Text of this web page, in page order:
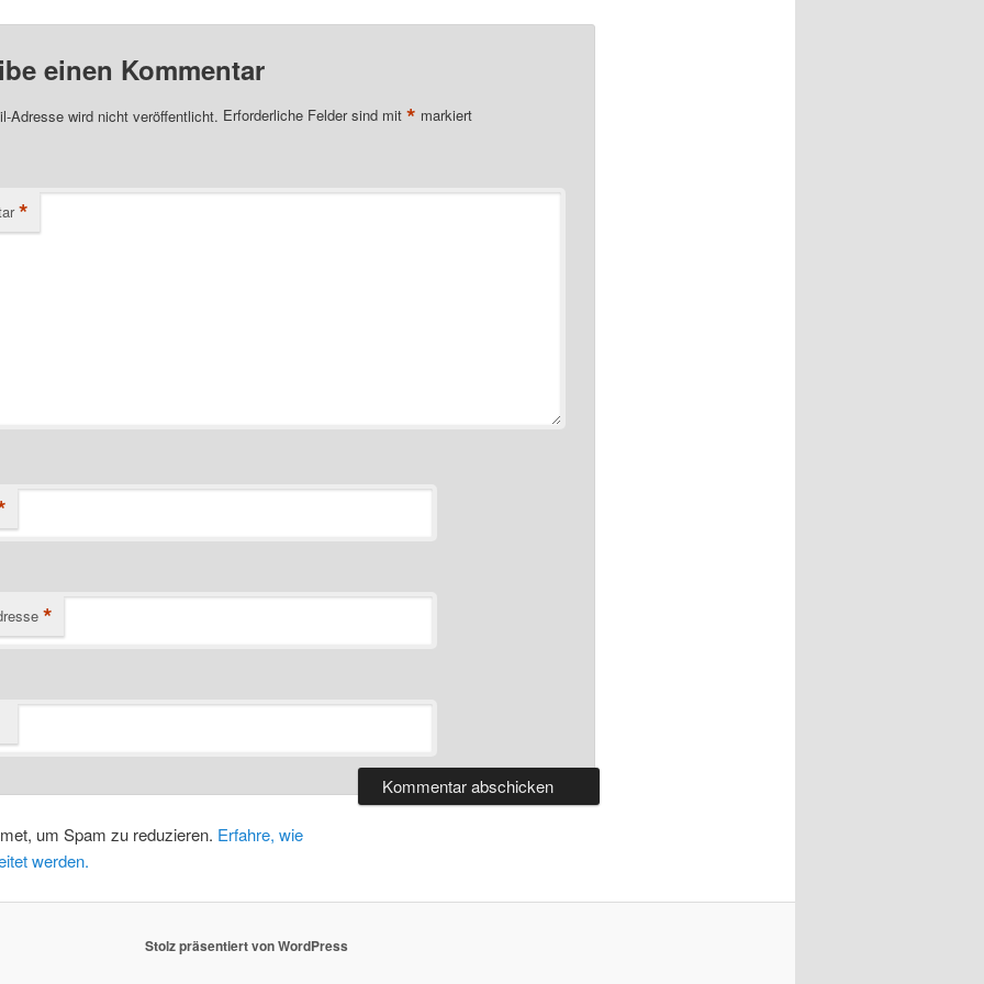
einen Kommentar
Adresse wird nicht veröffentlicht. Erforderliche Felder sind mit * markiert
*
*
um Spam zu reduzieren. Erfahre, wie
werden.
Stolz präsentiert von WordPress